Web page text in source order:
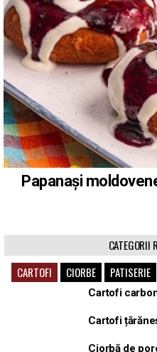
Papanași
CATEGORII
CARTOFI
CIORBE PATISERIE
Cartofi
Cartofi
Ciorbă de